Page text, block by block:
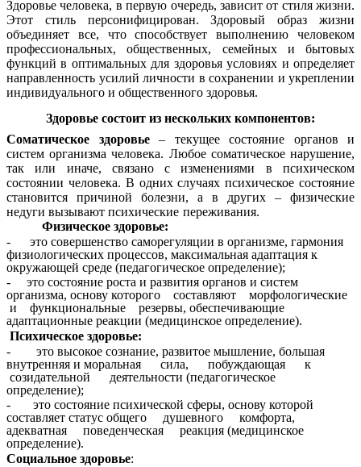
Здоровье человека, в первую очередь, зависит от стиля жизни.
Этот стиль персонифицирован. Здоровый образ жизни
объединяет все, что способствует выполнению человеком
профессиональных, общественных, семейных и бытовых
функций в оптимальных для здоровья условиях и определяет
направленность усилий личности в сохранении и укреплении
индивидуального и общественного здоровья.
Здоровье состоит из нескольких компонентов:
Соматическое здоровье– текущее состояние органов и
систем организма человека. Любое соматическое нарушение,
так или иначе, связано с изменениями в психическом
состоянии человека. В одних случаях психическое состояние
становится причиной болезни, а в других – физические
недуги вызывают психические переживания.
Физическое здоровье:
- это совершенство саморегуляции в организме, гармония
физиологических процессов, максимальная адаптация к
окружающей среде (педагогическое определение);
- это состояние роста и развития органов и систем
организма, основу которого составляют морфологические
и функциональные резервы, обеспечивающие
адаптационные реакции (медицинское определение).
Психическое здоровье:
- это высокое сознание, развитое мышление, большая
внутренняя и моральная сила, побуждающая к
созидательной деятельности (педагогическое
определение);
- это состояние психической сферы, основу которой
составляет статус общего душевного комфорта,
адекватная поведенческая реакция (медицинское
определение).
Социальное здоровье: